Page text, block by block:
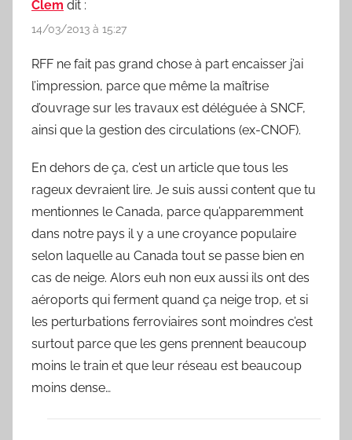
Clem dit :
14/03/2013 à 15:27
RFF ne fait pas grand chose à part encaisser j’ai
l’impression, parce que même la maîtrise
d’ouvrage sur les travaux est déléguée à SNCF,
ainsi que la gestion des circulations (ex-CNOF).
En dehors de ça, c’est un article que tous les
rageux devraient lire. Je suis aussi content que tu
mentionnes le Canada, parce qu’apparemment
dans notre pays il y a une croyance populaire
selon laquelle au Canada tout se passe bien en
cas de neige. Alors euh non eux aussi ils ont des
aéroports qui ferment quand ça neige trop, et si
les perturbations ferroviaires sont moindres c’est
surtout parce que les gens prennent beaucoup
moins le train et que leur réseau est beaucoup
moins dense…